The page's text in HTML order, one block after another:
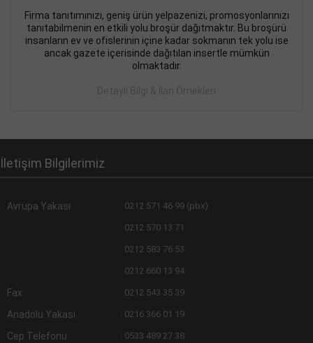
Firma tanıtımınızı, geniş ürün yelpazenizi, promosyonlarınızı
tanıtabilmenin en etkili yolu broşür dağıtmaktır. Bu broşürü
insanların ev ve ofislerinin içine kadar sokmanın tek yolu ise
ancak gazete içerisinde dağıtılan insertle mümkün
olmaktadır.
Detaylı Bilgi & İlan Örnekleri
İletişim Bilgilerimiz
Avrupa Yakası : 0212 571 46 99 (pbx)
: 0212 570 13 71
: 0212 583 76 53
: 0212 660 13 94
Fax : 0212 543 35 39
Anadolu Yakası : 0216 366 01 19
Cep Telefonu : 0533 489 27 38
DEVREMÜLK KİRALIK İlanı- 11.09.2018
SİNYE Tekstile Şoförlüğü olan 35 yaşını aşmamış, Depo
elemanı alınacaktır. Osmanbey, Şişli